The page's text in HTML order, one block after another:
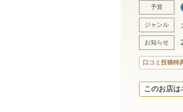
予算
ジャンル
お知らせ
口コミ投稿特
このお店